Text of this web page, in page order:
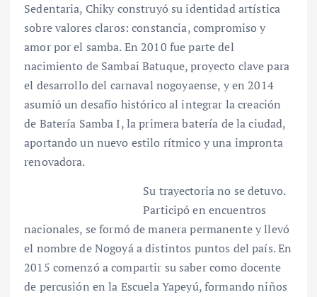
Sedentaria, Chiky construyó su identidad artística
sobre valores claros: constancia, compromiso y
amor por el samba. En 2010 fue parte del
nacimiento de Sambai Batuque, proyecto clave para
el desarrollo del carnaval nogoyaense, y en 2014
asumió un desafío histórico al integrar la creación
de Batería Samba I, la primera batería de la ciudad,
aportando un nuevo estilo rítmico y una impronta
renovadora.
Su trayectoria no se detuvo.
Participó en encuentros
nacionales, se formó de manera permanente y llevó
el nombre de Nogoyá a distintos puntos del país. En
2015 comenzó a compartir su saber como docente
de percusión en la Escuela Yapeyú, formando niños